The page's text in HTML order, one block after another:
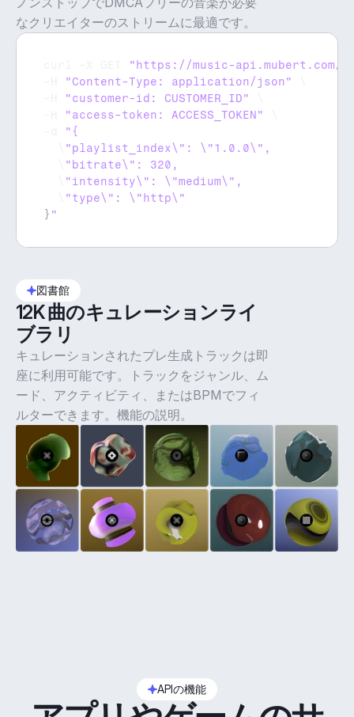
"https://music-
"Content-Type: application/json"
"customer-id: CUSTOMER_ID"
"access-token: ACCESS_TOKEN"
} "
なクリエイターのストリームに最適です。
図書館
12K 曲のキュレーションライ
ブラリ
キュレーションされたプレ生成トラックは即
座に利用可能です。トラックをジャンル、ム
ード、アクティビティ、またはBPMでフィ
ルターできます。機能の説明。
APIの機能